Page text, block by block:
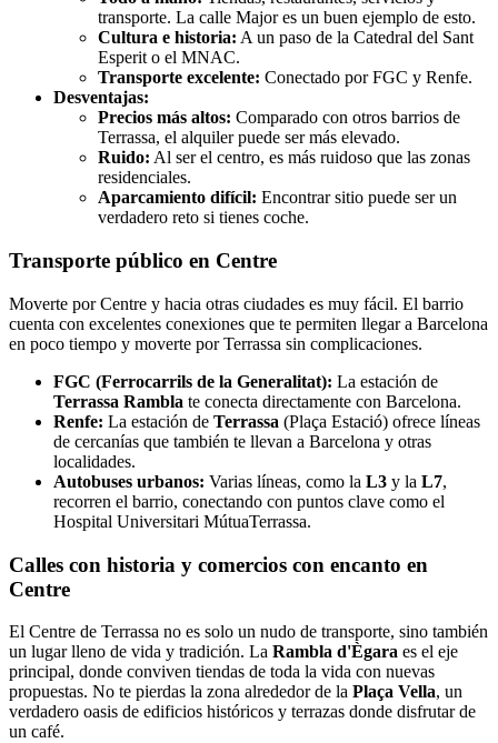
transporte. La calle Major es un buen ejemplo de esto.
Cultura e historia: A un paso de la Catedral del Sant
Esperit o el MNAC.
Transporte excelente: Conectado por FGC y Renfe.
Desventajas:
Precios más altos: Comparado con otros barrios de
Terrassa, el alquiler puede ser más elevado.
Ruido: Al ser el centro, es más ruidoso que las zonas
residenciales.
Aparcamiento difícil: Encontrar sitio puede ser un
verdadero reto si tienes coche.
Transporte público en Centre
Moverte por Centre y hacia otras ciudades es muy fácil. El barrio
cuenta con excelentes conexiones que te permiten llegar a Barcelona
en poco tiempo y moverte por Terrassa sin complicaciones.
FGC (Ferrocarrils de la Generalitat): La estación de
Terrassa Rambla te conecta directamente con Barcelona.
Renfe: La estación de Terrassa (Plaça Estació) ofrece líneas
de cercanías que también te llevan a Barcelona y otras
localidades.
Autobuses urbanos: Varias líneas, como la L3 y la L7,
recorren el barrio, conectando con puntos clave como el
Hospital Universitari MútuaTerrassa.
Calles con historia y comercios con encanto en
Centre
El Centre de Terrassa no es solo un nudo de transporte, sino también
un lugar lleno de vida y tradición. La Rambla d'Ègara es el eje
principal, donde conviven tiendas de toda la vida con nuevas
propuestas. No te pierdas la zona alrededor de la Plaça Vella, un
verdadero oasis de edificios históricos y terrazas donde disfrutar de
un café.